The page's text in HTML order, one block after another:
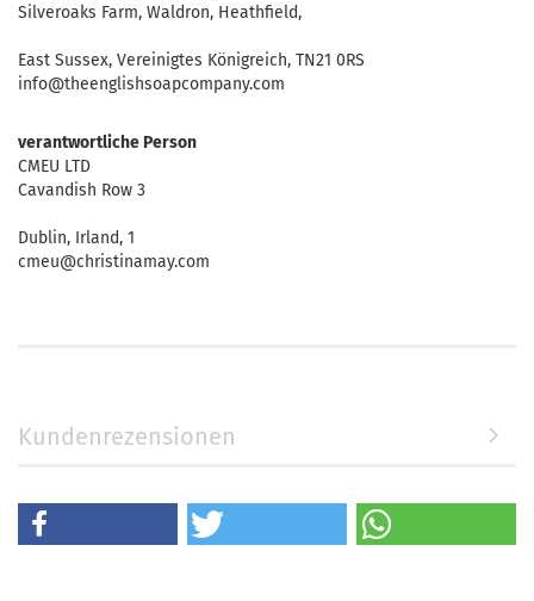
Silveroaks Farm, Waldron, Heathfield,
East Sussex, Vereinigtes Königreich, TN21 0RS
info@theenglishsoapcompany.com
verantwortliche Person
CMEU LTD
Cavandish Row 3
Dublin, Irland, 1
cmeu@christinamay.com
Kundenrezensionen